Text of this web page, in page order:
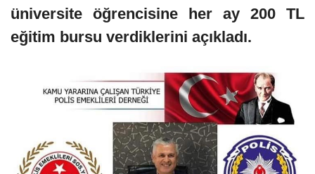
üniversite öğrencisine her ay 200 TL
eğitim bursu verdiklerini açıkladı.